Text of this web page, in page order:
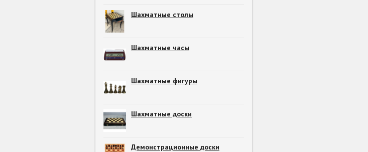
Шахматные столы
Шахматные часы
Шахматные фигуры
Шахматные доски
Демонстрационные доски